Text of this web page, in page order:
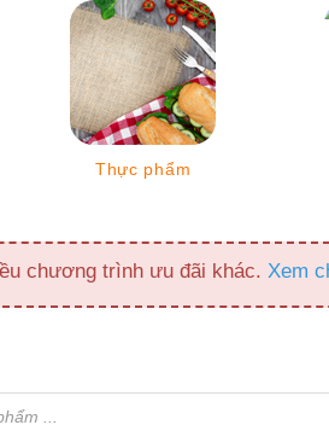
Thực phẩm
chương trình ưu đãi khác. Xem